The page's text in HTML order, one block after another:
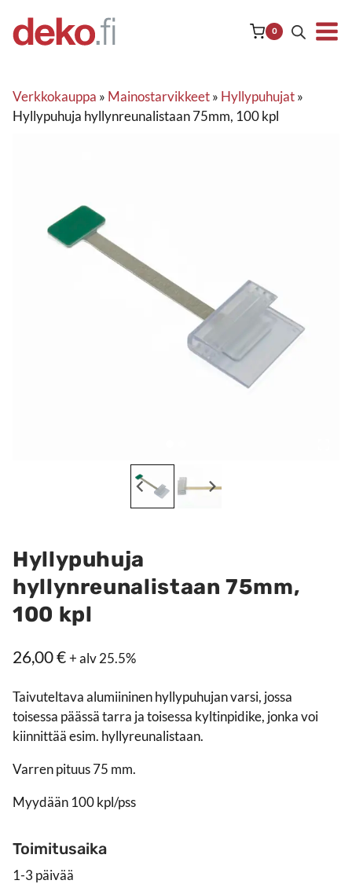
sisältöön
0
Verkkokauppa » Mainostarvikkeet» Hyllypuhujat»
Hyllypuhuja hyllynreunalistaan 75mm, 100 kpl
Hyllypuhuja
hyllynreunalistaan 75mm,
100 kpl
26,00€+ alv 25.5%
Taivuteltava alumiininen hyllypuhujan varsi, jossa
toisessa päässä tarra ja toisessa kyltinpidike, jonka voi
kiinnittää esim. hyllyreunalistaan.
Varren pituus 75 mm.
Myydään 100 kpl/pss
Toimitusaika
1-3 päivää